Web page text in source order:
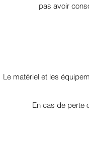
pas avoir
Le matériel et les
En cas de perte